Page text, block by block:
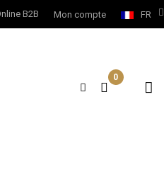
FR
Mon compte
B2B
0